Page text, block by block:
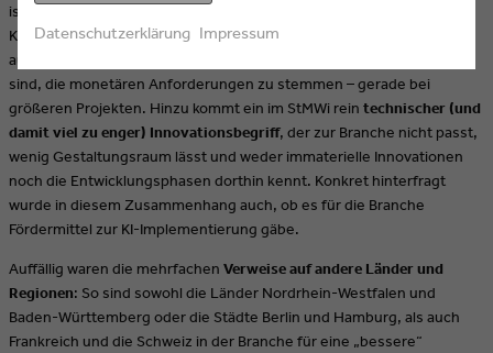
ist. Hier schlägt die übliche Struktur der Branche mit vielen
Kleinstunternehmen, Freiberuflern und Soloselbstständigen, aber
auch wechselnden Projektteams durch, die häufig nicht in der Lage
sind, die monetären Anforderungen zu stemmen – gerade bei
größeren Projekten. Hinzu kommt ein im StMWi rein technischer (und
damit viel zu enger) Innovationsbegriff, der zur Branche nicht passt,
wenig Gestaltungsraum lässt und weder immaterielle Innovationen
noch die Entwicklungsphasen dorthin kennt. Konkret hinterfragt
wurde in diesem Zusammenhang auch, ob es für die Branche
Fördermittel zur KI-Implementierung gäbe.
Auffällig waren die mehrfachen Verweise auf andere Länder und
Regionen: So sind sowohl die Länder Nordrhein-Westfalen und
Baden-Württemberg oder die Städte Berlin und Hamburg, als auch
Frankreich und die Schweiz in der Branche für eine „bessere“
Datenschutzerklärung Impressum